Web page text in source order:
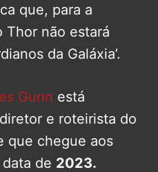
que, para a
Thor não estará
da Galáxia’.
Gunn está
e roteirista do
que chegue aos
de 2023.